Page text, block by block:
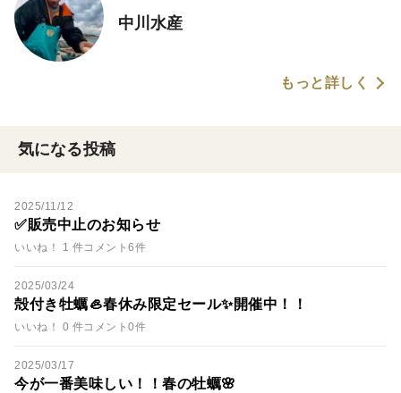
中川水産
もっと詳しく
気になる投稿
2025/11/12
✅販売中止のお知らせ
いいね！ 1 件コメント6件
2025/03/24
殻付き牡蠣🦪春休み限定セール✨開催中！！
いいね！ 0 件コメント0件
2025/03/17
今が一番美味しい！！春の牡蠣🌸